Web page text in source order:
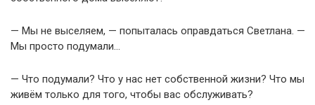
— Мы не выселяем, — попыталась оправдаться Светлана. —
Мы просто подумали…
— Что подумали? Что у нас нет собственной жизни? Что мы
живём только для того, чтобы вас обслуживать?